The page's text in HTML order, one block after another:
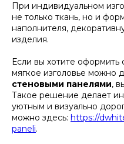
При индивидуальном
не только ткань, но и
наполнителя,
изделия.
Если вы хотите
мягкое изголовье можно
стеновыми панелями,
Такое решение делает
уютным и визуально
можно здесь: https://
paneli.